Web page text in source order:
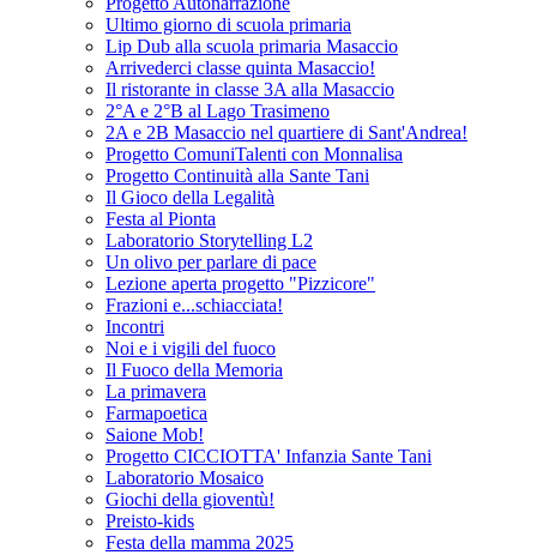
Ultimo giorno di scuola primaria
Lip Dub alla scuola primaria Masaccio
Arrivederci classe quinta Masaccio!
Il ristorante in classe 3A alla Masaccio
2°A e 2°B al Lago Trasimeno
2A e 2B Masaccio nel quartiere di Sant'Andrea!
Progetto ComuniTalenti con Monnalisa
Progetto Continuità alla Sante Tani
Il Gioco della Legalità
Festa al Pionta
Laboratorio Storytelling L2
Un olivo per parlare di pace
Lezione aperta progetto "Pizzicore"
Frazioni e...schiacciata!
Incontri
Noi e i vigili del fuoco
Il Fuoco della Memoria
La primavera
Farmapoetica
Saione Mob!
Progetto CICCIOTTA' Infanzia Sante Tani
Laboratorio Mosaico
Giochi della gioventù!
Preisto-kids
Festa della mamma 2025